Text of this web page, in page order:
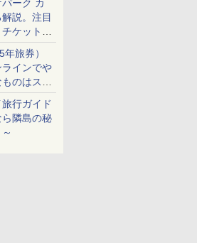
ーク カ
説。注目
ケット手
準備は？
旅券）
インでや
のはスマ
のみ
行ガイド
ら隣島の秘